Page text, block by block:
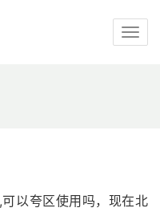
以夸区使用吗，现在北